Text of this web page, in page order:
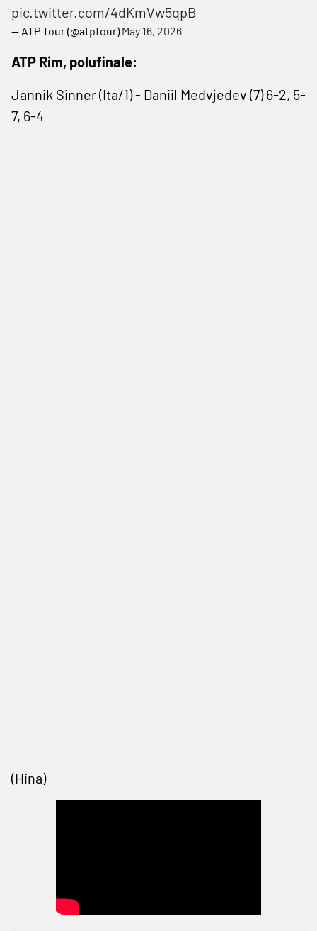
pic.twitter.com/4dKmVw5qpB
— ATP Tour (@atptour)May 16, 2026
ATP Rim, polufinale:
Jannik Sinner (Ita/1) - Daniil Medvjedev (7) 6-2, 5-
7, 6-4
(Hina)